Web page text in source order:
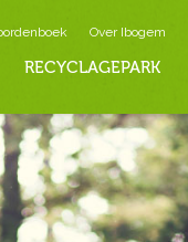
Over Ibogem
RECYCLAGEPARK